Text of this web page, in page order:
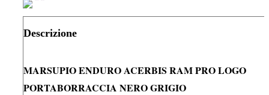
Descrizione
MARSUPIO ENDURO ACERBIS RAM PRO LOGO
PORTABORRACCIA NERO GRIGIO